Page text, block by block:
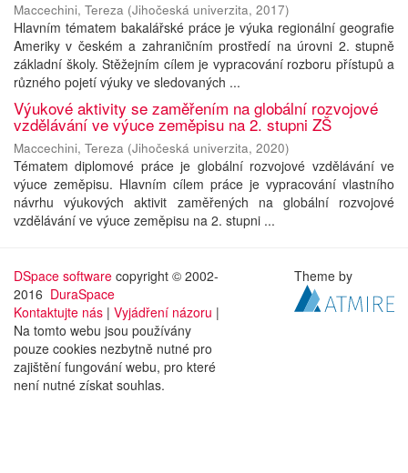
Maccechini, Tereza (Jihočeská univerzita, 2017)
Hlavním tématem bakalářské práce je výuka regionální geografie
Ameriky v českém a zahraničním prostředí na úrovni 2. stupně
základní školy. Stěžejním cílem je vypracování rozboru přístupů a
různého pojetí výuky ve sledovaných ...
Výukové aktivity se zaměřením na globální rozvojové
vzdělávání ve výuce zeměpisu na 2. stupni ZŠ
Maccechini, Tereza (Jihočeská univerzita, 2020)
Tématem diplomové práce je globální rozvojové vzdělávání ve
výuce zeměpisu. Hlavním cílem práce je vypracování vlastního
návrhu výukových aktivit zaměřených na globální rozvojové
vzdělávání ve výuce zeměpisu na 2. stupni ...
DSpace software copyright © 2002-
2016 DuraSpace
Kontaktujte nás | Vyjádření názoru |
Na tomto webu jsou používány
pouze cookies nezbytně nutné pro
zajištění fungování webu, pro které
není nutné získat souhlas.
Theme by